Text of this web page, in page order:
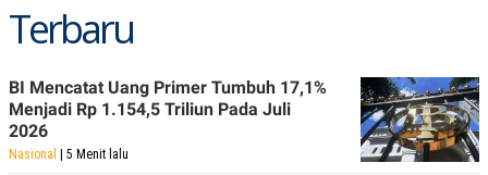
Terbaru
BI Mencatat Uang Primer Tumbuh 17,1%
Menjadi Rp 1.154,5 Triliun Pada Juli
2026
Nasional | 5 Menit lalu